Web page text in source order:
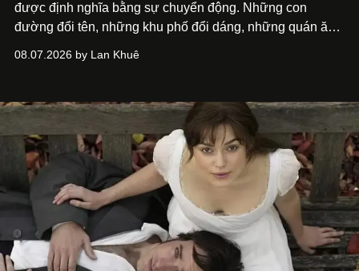
được định nghĩa bằng sự chuyển động. Những con
đường đổi tên, những khu phố đổi dáng, những quán ăn
nói về cái mới, về xu hướng tiếp theo, về những điều
08.07.2026 by Lan Khuê